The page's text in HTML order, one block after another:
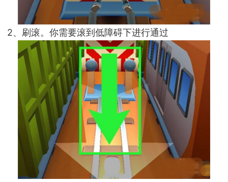
2、刷滚。你需要滚到低障碍下进行通过